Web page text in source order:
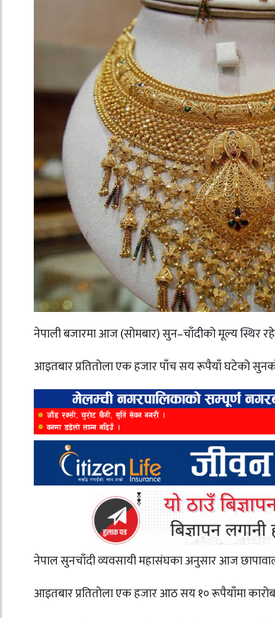
नेपाली बजारमा आज (सोमबार) सुन–चाँदीको मूल्य स्थिर
आइतबार प्रतितोला एक हजार पाँच सय रूपैयाँ घटेको
नेपाल सुनचाँदी व्यवसायी महासंघका अनुसार आज
आइतबार प्रतितोला एक हजार आठ सय १० रूपैयाँमा